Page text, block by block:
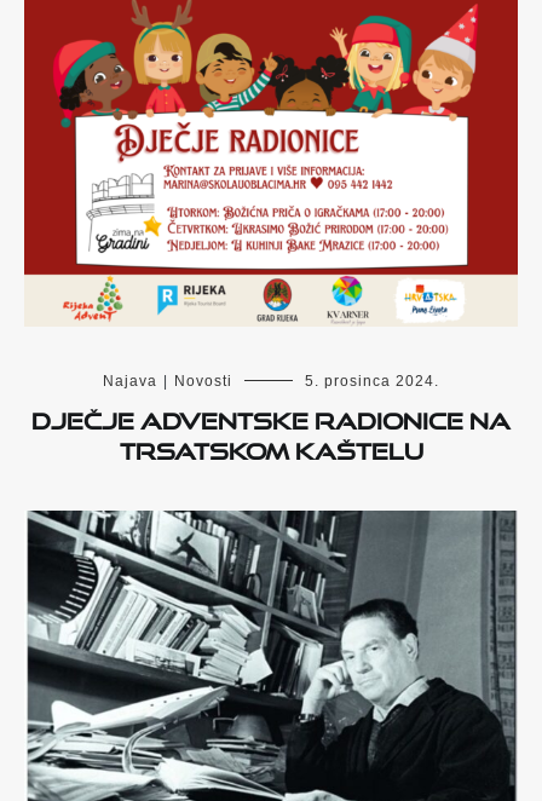
Najava | Novosti 5. prosinca 2024.
Dječje adventske radionice na
Trsatskom kaštelu